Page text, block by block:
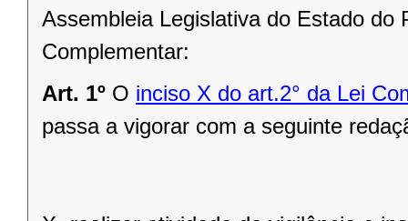
Assembleia Legislativa do Estado do
Complementar:
Art. 1º O inciso X do art.2° da Lei
passa a vigorar com a seguinte